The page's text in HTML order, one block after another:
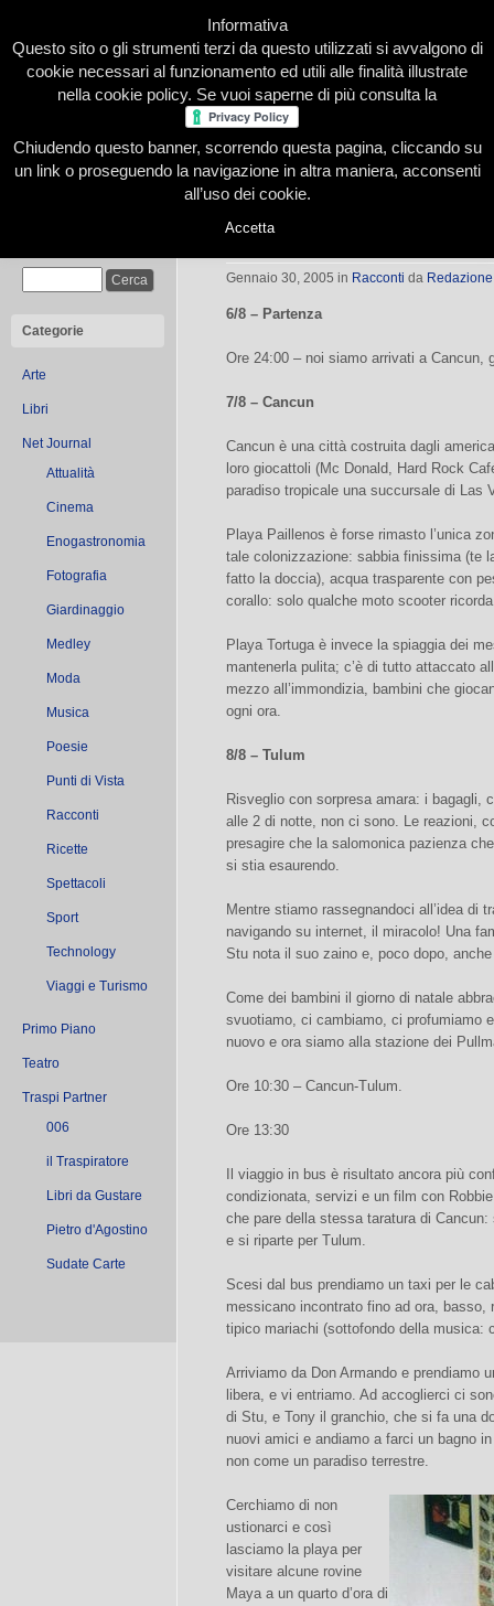
Home Presentazione Redazione Le nostre firme
Categorie
Arte
Libri
Net Journal
Attualità
Cinema
Enogastronomia
Fotografia
Giardinaggio
Medley
Moda
Musica
Poesie
Punti di Vista
Racconti
Ricette
Spettacoli
Sport
Technology
Viaggi e Turismo
Primo Piano
Teatro
Traspi Partner
006
il Traspiratore
Libri da Gustare
Pietro d'Agostino
Sudate Carte
Tre settimane in Messico
Gennaio 30, 2005 in Racconti da Redazione
6/8 – Partenza
Ore 24:00 – noi siamo arrivati a Cancun,
7/8 – Cancun
Cancun è una città costruita dagli
loro giocattoli (Mc Donald, Hard Rock
paradiso tropicale una succursale di Las
Playa Paillenos è forse rimasto l’unica
tale colonizzazione: sabbia finissima (te
fatto la doccia), acqua trasparente con
corallo: solo qualche moto scooter ricorda
Playa Tortuga è invece la spiaggia dei
mantenerla pulita; c’è di tutto attaccato
mezzo all’immondizia, bambini che
ogni ora.
8/8 – Tulum
Risveglio con sorpresa amara: i bagagli,
alle 2 di notte, non ci sono. Le reazioni,
presagire che la salomonica pazienza
si stia esaurendo.
Mentre stiamo rassegnandoci all’idea di
navigando su internet, il miracolo! Una
Stu nota il suo zaino e, poco dopo,
Come dei bambini il giorno di natale
svuotiamo, ci cambiamo, ci profumiamo
nuovo e ora siamo alla stazione dei
Ore 10:30 – Cancun-Tulum.
Ore 13:30
Il viaggio in bus è risultato ancora più
condizionata, servizi e un film con
che pare della stessa taratura di
e si riparte per Tulum.
Scesi dal bus prendiamo un taxi per le
messicano incontrato fino ad ora,
tipico mariachi (sottofondo della
Arriviamo da Don Armando e prendiamo
libera, e vi entriamo. Ad accoglierci ci
di Stu, e Tony il granchio, che si fa una
nuovi amici e andiamo a farci un bagno
non come un paradiso terrestre.
Cerchiamo di non
ustionarci e così
lasciamo la playa per
visitare alcune rovine
Maya a un quarto d’ora di
Informativa
Questo sito o gli strumenti terzi da questo utilizzati si avvalgono di
cookie necessari al funzionamento ed utili alle finalità illustrate
nella cookie policy. Se vuoi saperne di più consulta la
Chiudendo questo banner, scorrendo questa pagina, cliccando su
un link o proseguendo la navigazione in altra maniera, acconsenti
all’uso dei cookie.
Accetta